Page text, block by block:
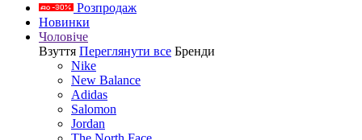
Розпродаж
Новинки
Чоловіче
Взуття Переглянути все Бренди
Nike
New Balance
Adidas
Salomon
Jordan